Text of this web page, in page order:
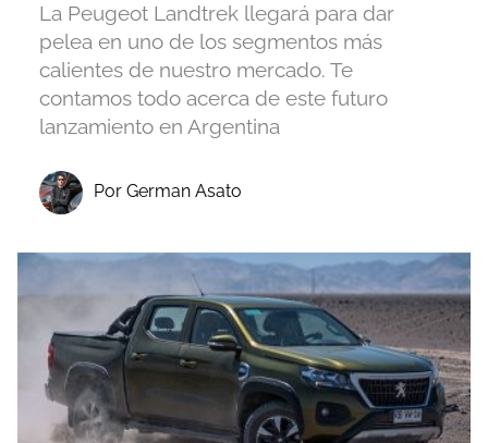
La Peugeot Landtrek llegará para dar
pelea en uno de los segmentos más
calientes de nuestro mercado. Te
contamos todo acerca de este futuro
lanzamiento en Argentina
Por German Asato